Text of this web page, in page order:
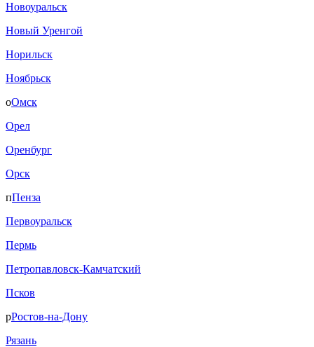
Новоуральск
Новый Уренгой
Норильск
Ноябрьск
оОмск
Орел
Оренбург
Орск
пПенза
Первоуральск
Пермь
Петропавловск-Камчатский
Псков
рРостов-на-Дону
Рязань